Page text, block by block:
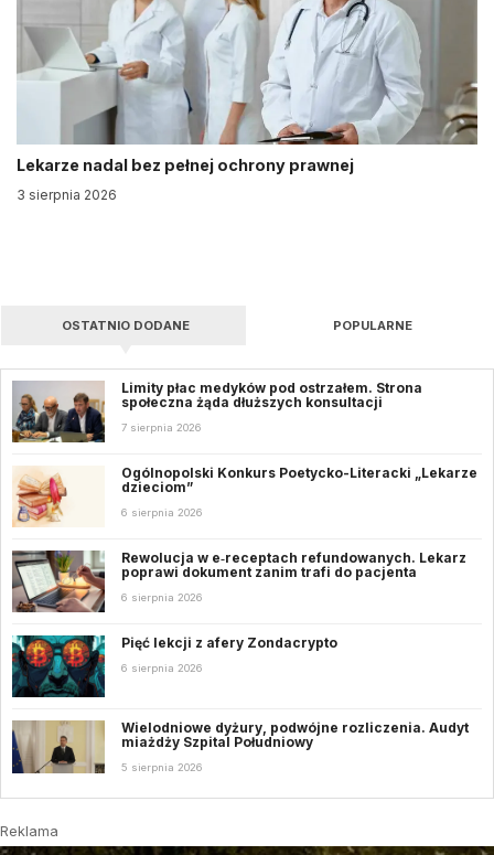
Lekarze nadal bez pełnej ochrony prawnej
3 sierpnia 2026
OSTATNIO DODANE POPULARNE
Limity płac medyków pod ostrzałem. Strona
społeczna żąda dłuższych konsultacji
7 sierpnia 2026
Ogólnopolski Konkurs Poetycko-Literacki „Lekarze
dzieciom”
6 sierpnia 2026
Rewolucja w e‑receptach refundowanych. Lekarz
poprawi dokument zanim trafi do pacjenta
6 sierpnia 2026
Pięć lekcji z afery Zondacrypto
6 sierpnia 2026
Wielodniowe dyżury, podwójne rozliczenia. Audyt
miażdży Szpital Południowy
5 sierpnia 2026
Reklama